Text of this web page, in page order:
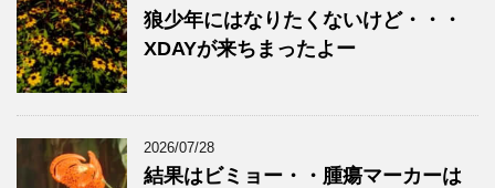
狼少年にはなりたくないけど・・・
XDAYが来ちまったよー
2026/07/28
結果はビミョー・・腫瘍マーカーは